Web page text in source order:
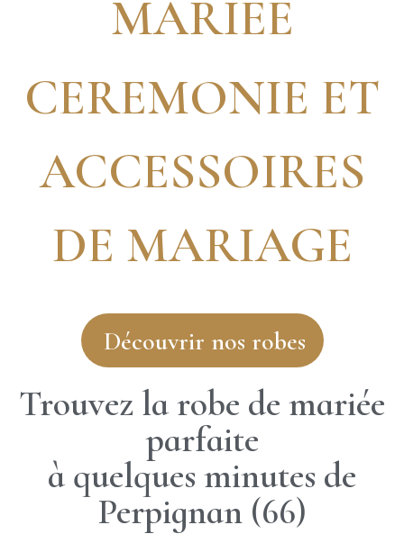
MARIEE
CEREMONIE ET
ACCESSOIRES
DE MARIAGE
Découvrir nos robes
Trouvez la robe de mariée
parfaite
à quelques minutes de
Perpignan (66)